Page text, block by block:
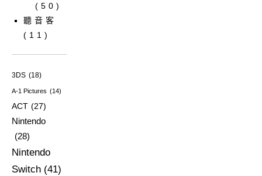
(50)
聽音客
(11)
3DS (18)
A-1 Pictures (14)
ACT (27)
Nintendo
(28)
Nintendo
Switch (41)